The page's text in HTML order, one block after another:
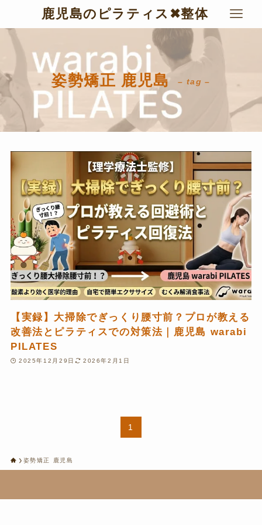
鹿児島のピラティス✖︎整体
姿勢矯正 鹿児島 – tag –
【実録】大掃除でぎっくり腰寸前？プロが教える
改善法とピラティスでの対策法｜鹿児島 warabi
PILATES
2025年12月29日 2026年2月1日
1
姿勢矯正 鹿児島